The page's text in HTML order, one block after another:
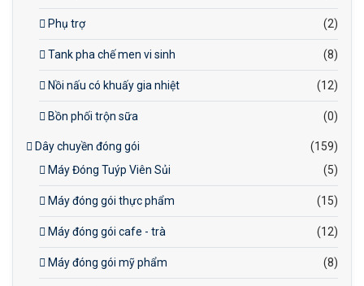
Phụ trợ (2)
Tank pha chế men vi sinh (8)
Nồi nấu có khuấy gia nhiệt (12)
Bồn phối trộn sữa (0)
Dây chuyền đóng gói
(159)
Máy Đóng Tuýp Viên Sủi
(5)
Máy đóng gói thực phẩm (15)
Máy đóng gói cafe - trà (12)
Máy đóng gói mỹ phẩm (8)